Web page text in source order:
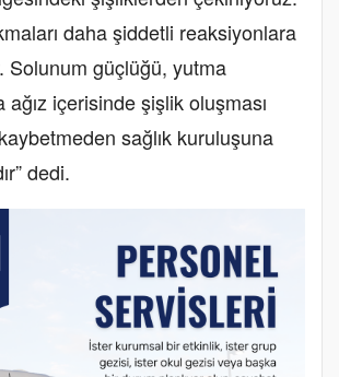
daha şiddetli reaksiyonlara
Solunum güçlüğü, yutma
içerisinde şişlik oluşması
sağlık kuruluşuna
dedi.